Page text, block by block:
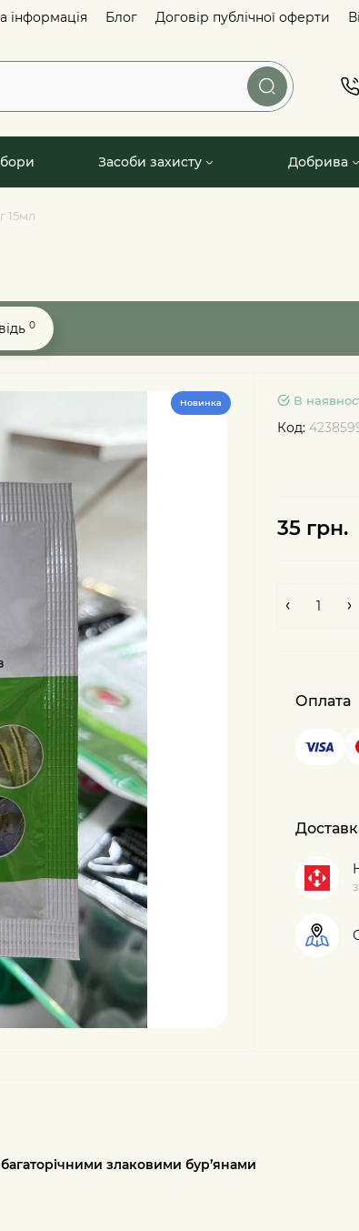
інформація Блог Договір публічної оферти
Засоби захисту Добрива
15мл
0
Новинка В
Код:
35 грн.
Оплата
злаковими бур’янами